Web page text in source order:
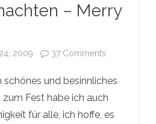
– Merry
2009 37 Comments
Weihnachten
–
schönes und besinnliches
Fest habe ich auch
für alle, ich hoffe, es